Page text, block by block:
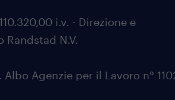
i.v. - Direzione e
Randstad N.V.
Agenzie per il Lavoro n°